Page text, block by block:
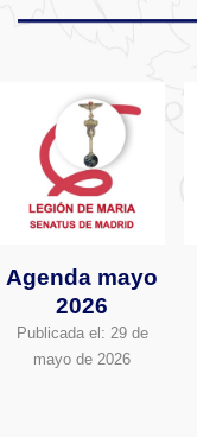
Agenda mayo
2026
Publicada el: 29 de
mayo de 2026